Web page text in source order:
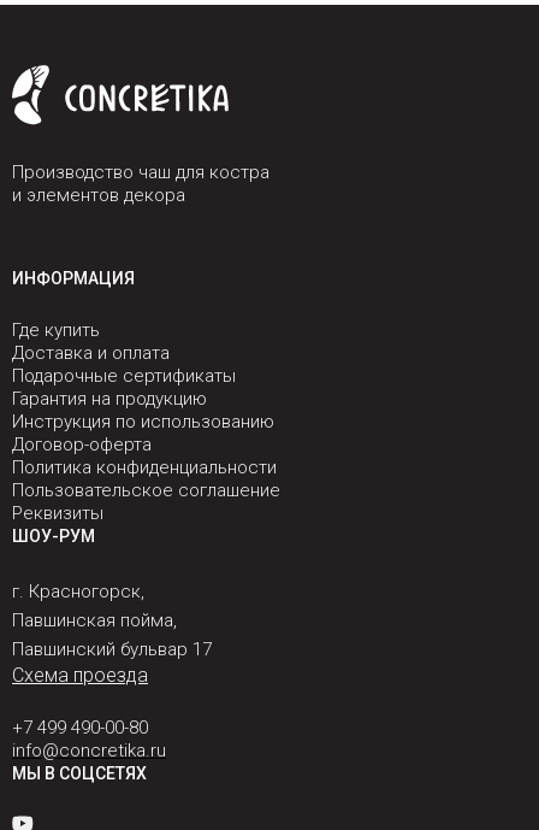
Производство чаш для костра
и элементов декора
ИНФОРМАЦИЯ
Где купить
Доставка и оплата
Подарочные сертификаты
Гарантия на продукцию
Инструкция по использованию
Договор-оферта
Политика конфиденциальности
Пользовательское соглашение
Реквизиты
ШОУ-РУМ
г. Красногорск,
Павшинская пойма,
Павшинский бульвар 17
Схема проезда
+7 499 490-00-80
info@concretika.ru
МЫ В СОЦСЕТЯХ